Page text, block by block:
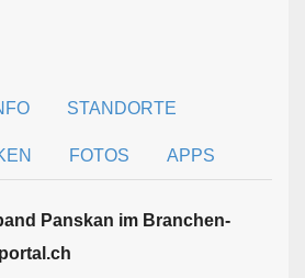
STANDORTE
FOTOS APPS
Panskan im Branchen­